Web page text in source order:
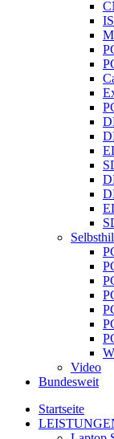
Video
Bundesweit
Startseite